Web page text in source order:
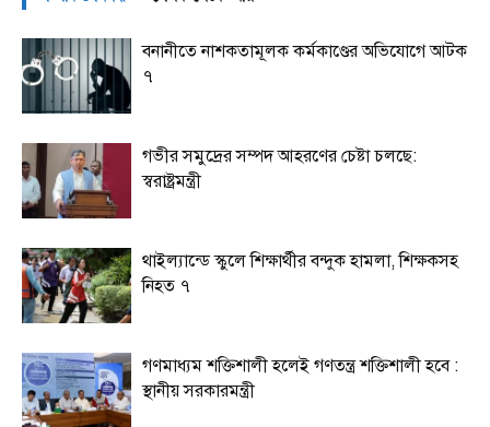
বনানীতে নাশকতামূলক কর্মকাণ্ডের অভিযোগে আটক
৭
গভীর সমুদ্রের সম্পদ আহরণের চেষ্টা চলছে:
স্বরাষ্ট্রমন্ত্রী
থাইল্যান্ডে স্কুলে শিক্ষার্থীর বন্দুক হামলা, শিক্ষকসহ
নিহত ৭
গণমাধ্যম শক্তিশালী হলেই গণতন্ত্র শক্তিশালী হবে :
স্থানীয় সরকারমন্ত্রী